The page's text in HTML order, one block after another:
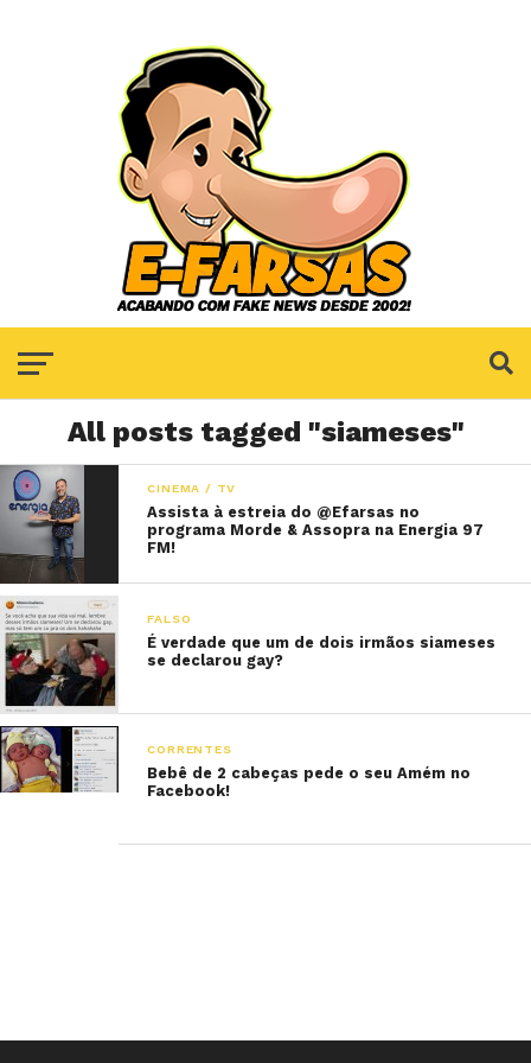
All posts tagged "siameses"
CINEMA / TV
Assista à estreia do @Efarsas no
programa Morde & Assopra na Energia 97
FM!
FALSO
É verdade que um de dois irmãos siameses
se declarou gay?
CORRENTES
Bebê de 2 cabeças pede o seu Amém no
Facebook!